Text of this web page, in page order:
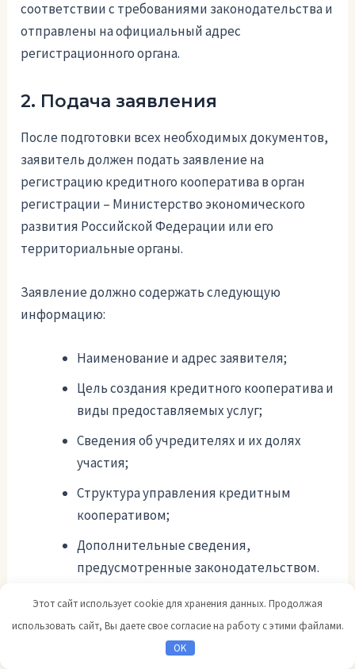
соответствии с требованиями законодательства и
отправлены на официальный адрес
регистрационного органа.
2. Подача заявления
После подготовки всех необходимых документов,
заявитель должен подать заявление на
регистрацию кредитного кооператива в орган
регистрации – Министерство экономического
развития Российской Федерации или его
территориальные органы.
Заявление должно содержать следующую
информацию:
Наименование и адрес заявителя;
Цель создания кредитного кооператива и
виды предоставляемых услуг;
Сведения об учредителях и их долях
участия;
Структура управления кредитным
кооперативом;
Дополнительные сведения,
предусмотренные законодательством.
3. Рассмотрение заявления и
регистрация
Этот сайт использует cookie для хранения данных. Продолжая
использовать сайт, Вы даете свое согласие на работу с этими файлами.
OK